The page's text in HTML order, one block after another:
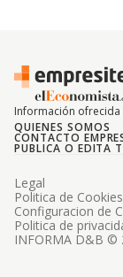
Información
QUIENES SOMOS
CONTACTO
PUBLICA O EDITA
INFORMA D&B ©
Legal
Politica de Cookies
Configuracion de
Politica de